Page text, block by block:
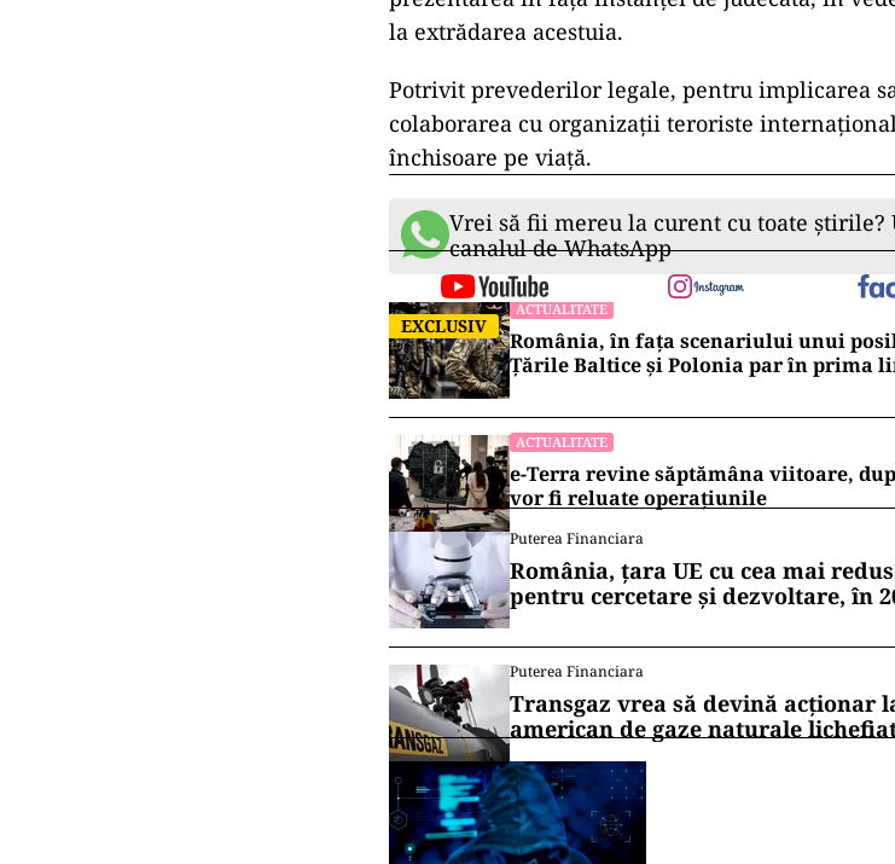
ad
Bărbatul a fost transferat la izolatorul de
Poliției din Cahul, situat în apropierea graniței
stare de arest în perioada în care autoritățile
prezentarea în fața instanței de judecată, în
la extrădarea acestuia.
Potrivit prevederilor legale, pentru implicarea
colaborarea cu organizații teroriste
închisoare pe viață.
Vrei să fii mereu la curent cu toate știrile?
canalul de WhatsApp
EXCLUSIV
ACTUALITATE
Țările Baltice și Polonia par în prima
ACTUALITATE